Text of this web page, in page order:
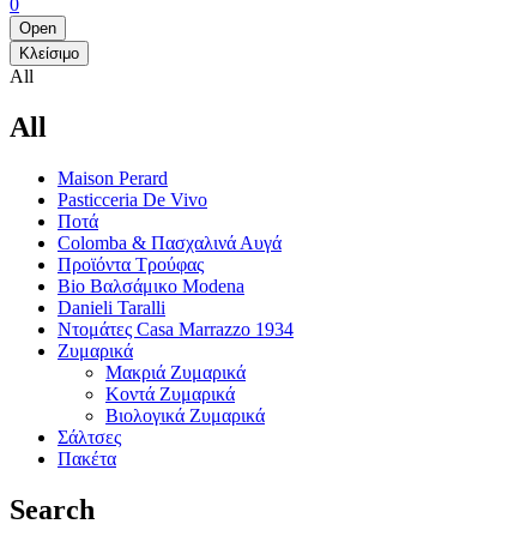
0
Open
Κλείσιμο
All
All
Maison Perard
Pasticceria De Vivo
Ποτά
Colomba & Πασχαλινά Αυγά
Προϊόντα Τρούφας
Bio Βαλσάμικο Modena
Danieli Taralli
Ντομάτες Casa Marrazzo 1934
Ζυμαρικά
Μακριά Ζυμαρικά
Κοντά Ζυμαρικά
Βιολογικά Ζυμαρικά
Σάλτσες
Πακέτα
Search